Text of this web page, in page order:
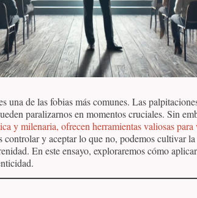
una de las fobias más comunes. Las
paralizarnos en momentos cruciales. Sin
y milenaria, ofrecen herramientas valiosas para
controlar y aceptar lo que no, podemos cultivar
En este ensayo, exploraremos cómo